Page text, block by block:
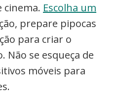
cinema. Escolha um
prepare pipocas
para criar o
se esqueça de
móveis para